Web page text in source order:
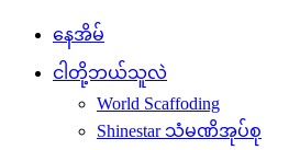
နေအိမ်
ငါတို့ဘယ်သူလဲ
World Scaffoding
Shinestar သံမဏိအုပ်စု